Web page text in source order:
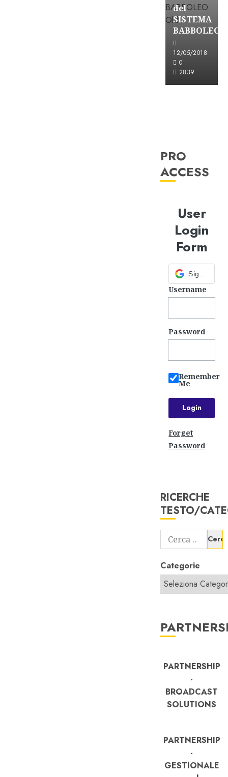
del
SISTEMA
BABBOLEO
12/05/2018
0
2839
PRO
ACCESS
User
Login
Form
Username
Password
Remember
Me
Forget
Password
RICERCHE
TESTO/
Ricerca
per:
Categorie
PARTNERSHIP
-
BROADCAST
SOLUTIONS
PARTNERSHIP
-
GESTIONALE